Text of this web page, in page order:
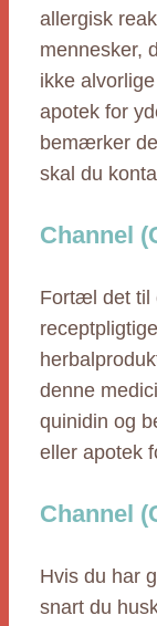
allergisk
mennesker,
ikke
apotek for
bemærker
skal du
Channel
Fortæl det til
denne
quinidin og
eller apotek
Channel
Hvis du har
snart du